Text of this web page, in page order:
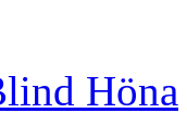
Höna